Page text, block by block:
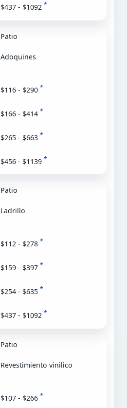
$437 - $1092 *
Patio
Adoquines
$116 - $290 *
$166 - $414 *
$265 - $663 *
$456 - $1139 *
Patio
Ladrillo
$112 - $278 *
$159 - $397 *
$254 - $635 *
$437 - $1092 *
Patio
Revestimiento vinilico
$107 - $266 *